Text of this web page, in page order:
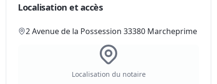
Localisation et accès
2 Avenue de la Possession 33380 Marcheprime
Localisation du notaire